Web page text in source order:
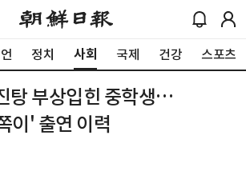
정치 사회 국제 건강 스포츠
탕 부상입힌 중학생…
이' 출연 이력